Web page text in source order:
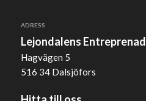
ADRESS
Lejondalens Entreprenad
Hagvägen 5
516 34 Dalsjöfors